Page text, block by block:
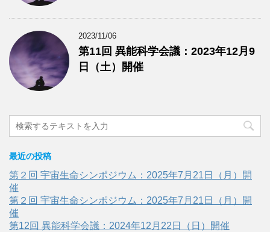
2023/11/06
第11回 異能科学会議：2023年12月9
日（土）開催
最近の投稿
第２回 宇宙生命シンポジウム：2025年7月21日（月）開
催
第２回 宇宙生命シンポジウム：2025年7月21日（月）開
催
第12回 異能科学会議：2024年12月22日（日）開催